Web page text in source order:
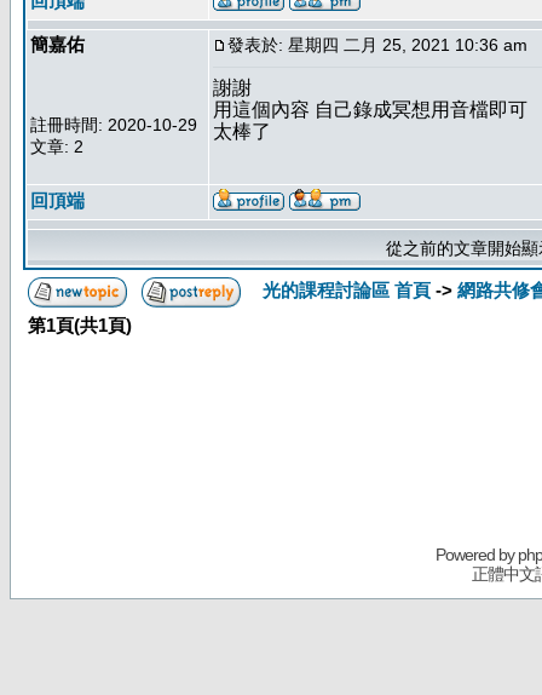
簡嘉佑
註冊時間: 2020-10-29
文章: 2
發表於: 星期四 二月 25, 2021 10:36 am
謝謝
用這個內容 自己錄成冥想用音檔即可
太棒了
回頂端
從之前的文章開始
光的課程討論區 首頁 -> 網路共修
第1頁(共1頁)
Powered by
正體中文